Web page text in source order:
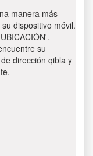
manera más
dispositivo móvil.
su
dirección qibla y